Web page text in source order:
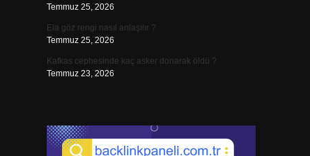
Temmuz 25, 2026
Ela göz rengi nasıl anlaşılır ?
Temmuz 25, 2026
Kafkas cephesinde kaç asker donarak öldü ?
Temmuz 23, 2026